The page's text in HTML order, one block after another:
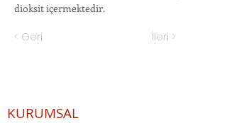
dioksit içermektedir.
< Geri İleri >
KURUMSAL